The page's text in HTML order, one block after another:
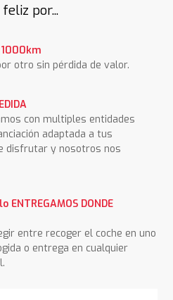
por...
1000km
otro sin pérdida de valor.
con multiples entidades
adaptada a tus
disfrutar y nosotros nos
ENTREGAMOS DONDE
entre recoger el coche en uno
o entrega en cualquier